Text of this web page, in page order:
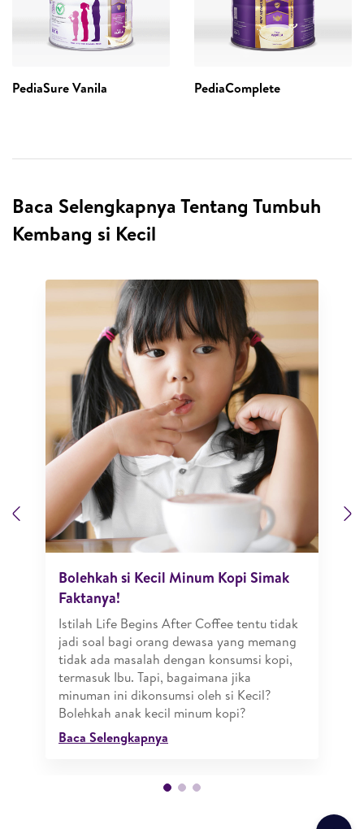
PediaSure Vanila PediaComplete
Baca Selengkapnya Tentang Tumbuh
Kembang si Kecil
Previous
Bolehkah si Kecil Minum Kopi Simak
Faktanya!
Istilah Life Begins After Coffee tentu tidak
jadi soal bagi orang dewasa yang memang
tidak ada masalah dengan konsumsi kopi,
termasuk Ibu. Tapi, bagaimana jika
minuman ini dikonsumsi oleh si Kecil?
Bolehkah anak kecil minum kopi?
Baca Selengkapnya